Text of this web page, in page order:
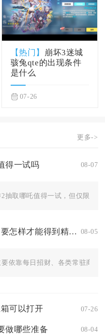
【热门】
崩坏3迷城
骇兔qte的出现条件
是什么
07-26
更多->
得一试吗 08-07
抽取哪吒值得一试，但仅限拥
在火影忍者手游中要怎样才能得到精炼石 08-05
要依靠每日招财、各类常驻商店
可以打开 07-26
做哪些准备 08-04